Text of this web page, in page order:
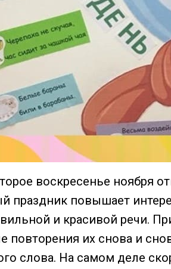
воскресенье ноября
праздник повышает
и красивой речи.
повторения их снова и
слова. На самом деле